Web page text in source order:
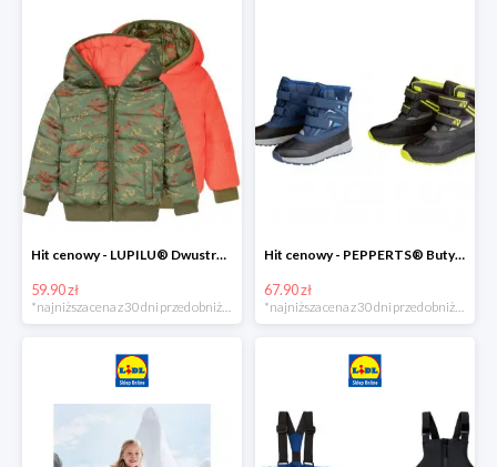
Hit cenowy - LUPILU® Dwustronna kurtka dziecięca z polarem
59.90 zł
*najniższa cena z 30 dni przed obniżką
Hit cenowy - PEPPERTS® Buty zimowe chłopięce
67.90 zł
*najniższa cena z 30 dni przed obniżką